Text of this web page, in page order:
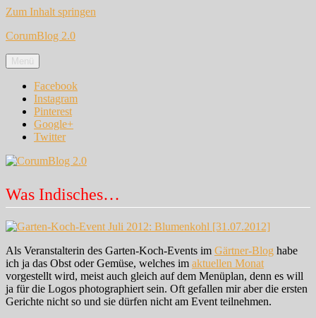
Zum Inhalt springen
CorumBlog 2.0
Menü
Facebook
Instagram
Pinterest
Google+
Twitter
Was Indisches…
Als Veranstalterin des Garten-Koch-Events im Gärtner-Blog habe
ich ja das Obst oder Gemüse, welches im aktuellen Monat
vorgestellt wird, meist auch gleich auf dem Menüplan, denn es will
ja für die Logos photographiert sein. Oft gefallen mir aber die ersten
Gerichte nicht so und sie dürfen nicht am Event teilnehmen.